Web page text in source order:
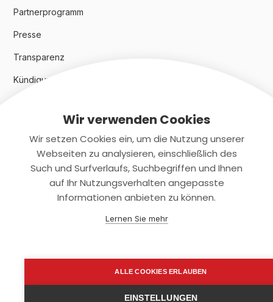
Partnerprogramm
Presse
Transparenz
Kündigungsindex 2024
Rechtliches
Datenschutz
support@smartkuendigen.de
Wir verwenden Cookies
Wir setzen Cookies ein, um die Nutzung unserer
Webseiten zu analysieren, einschließlich des
Such und Surfverlaufs, Suchbegriffen und Ihnen
auf Ihr Nutzungsverhalten angepasste
Informationen anbieten zu können.
Lernen Sie mehr
ALLE COOKIES ERLAUBEN
EINSTELLUNGEN